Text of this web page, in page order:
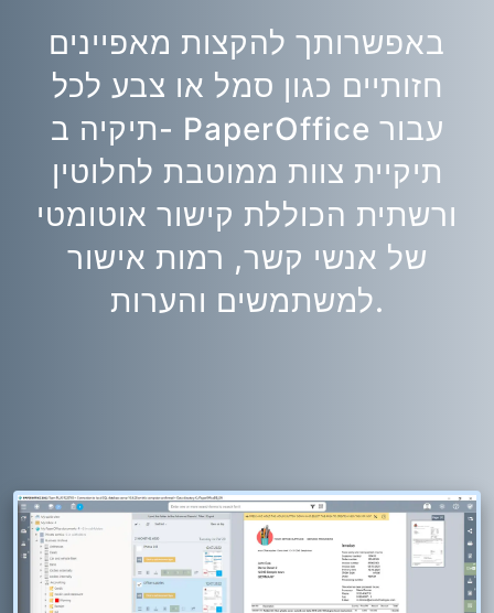
באפשרותך להקצות מאפיינים
חזותיים כגון סמל או צבע לכל
תיקיה ב- PaperOffice עבור
תיקיית צוות ממוטבת לחלוטין
ורשתית הכוללת קישור אוטומטי
של אנשי קשר, רמות אישור
למשתמשים והערות.